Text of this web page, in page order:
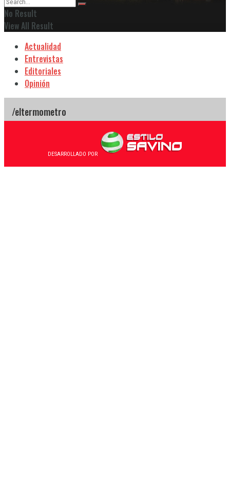
No Result
View All Result
Actualidad
Entrevistas
Editoriales
Opinión
DESARROLLADO POR